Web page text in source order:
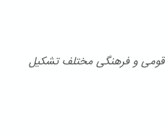
قومی و فرهنگی مختلف تشكیل